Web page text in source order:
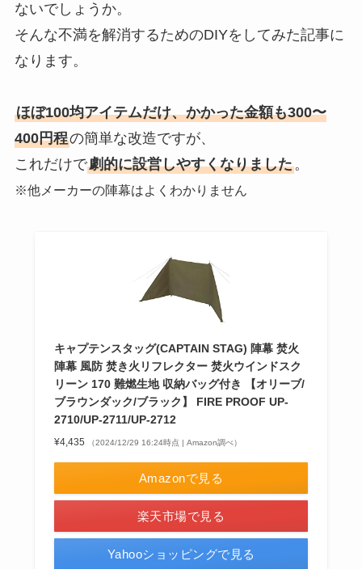
ないでしょうか。
そんな不満を解消するためのDIYをしてみた記事に
なります。
ほぼ100均アイテムだけ、かかった金額も300〜
400円程の簡単な改造ですが、
これだけで劇的に設営しやすくなりました。
※他メーカーの陣幕はよくわかりません
キャプテンスタッグ(CAPTAIN STAG) 陣幕 焚火
陣幕 風防 焚き火リフレクター 焚火ウインドスク
リーン 170 難燃生地 収納バッグ付き 【オリーブ/
ブラウンダック/ブラック】 FIRE PROOF UP-
2710/UP-2711/UP-2712
¥4,435 （2024/12/29 16:24時点 | Amazon調べ）
Amazonで見る
楽天市場で見る
Yahooショッピングで見る